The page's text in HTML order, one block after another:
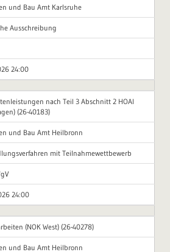
und Bau Amt Karlsruhe
Ausschreibung
24:00
nach Teil 3 Abschnitt 2 HOAI
(26-40183)
und Bau Amt Heilbronn
mit Teilnahmewettbewerb
24:00
(NOK West) (26-40278)
und Bau Amt Heilbronn